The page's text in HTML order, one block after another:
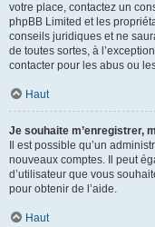
votre place, contactez un
phpBB Limited et les
conseils juridiques et ne
de toutes sortes, à
contacter pour les abus ou
Haut
Je souhaite m’enregistrer,
Il est possible qu’un
nouveaux comptes. Il peut
d’utilisateur que vous
pour obtenir de l’aide.
Haut